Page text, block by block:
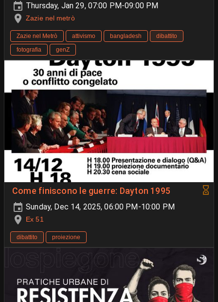
Thursday, Jan 29, 07:00 PM-09:00 PM
Zazie nel metrò
Zazie nel Metrò attivismo bangladesh
dibattito
fotografia
genZ
Come finiscono le guerre: Dayton 1995
Sunday, Dec 14, 2025, 06:00 PM-10:00 PM
Ex 51
dibattito proiezione